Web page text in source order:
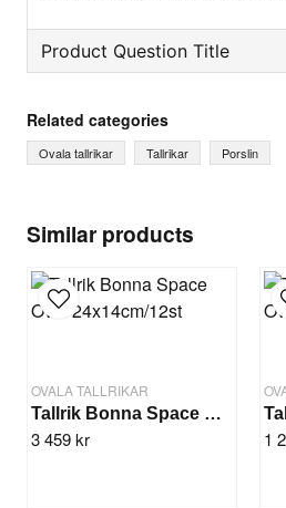
Similar products
OVALA TALLRIKAR
Tallrik Bonna Space Oval 24x14cm/12st
3 459 kr 1
Product Question Title
Ask us something about this
Name
email
Email
Yes, you can publish my
Related categories
Ovala tallrikar Tallrikar Porslin